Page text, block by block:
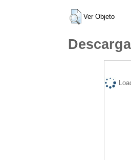
Ver Objeto